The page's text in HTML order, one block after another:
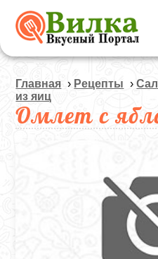
Главная › Рецепты ›
из яиц
Омлет с